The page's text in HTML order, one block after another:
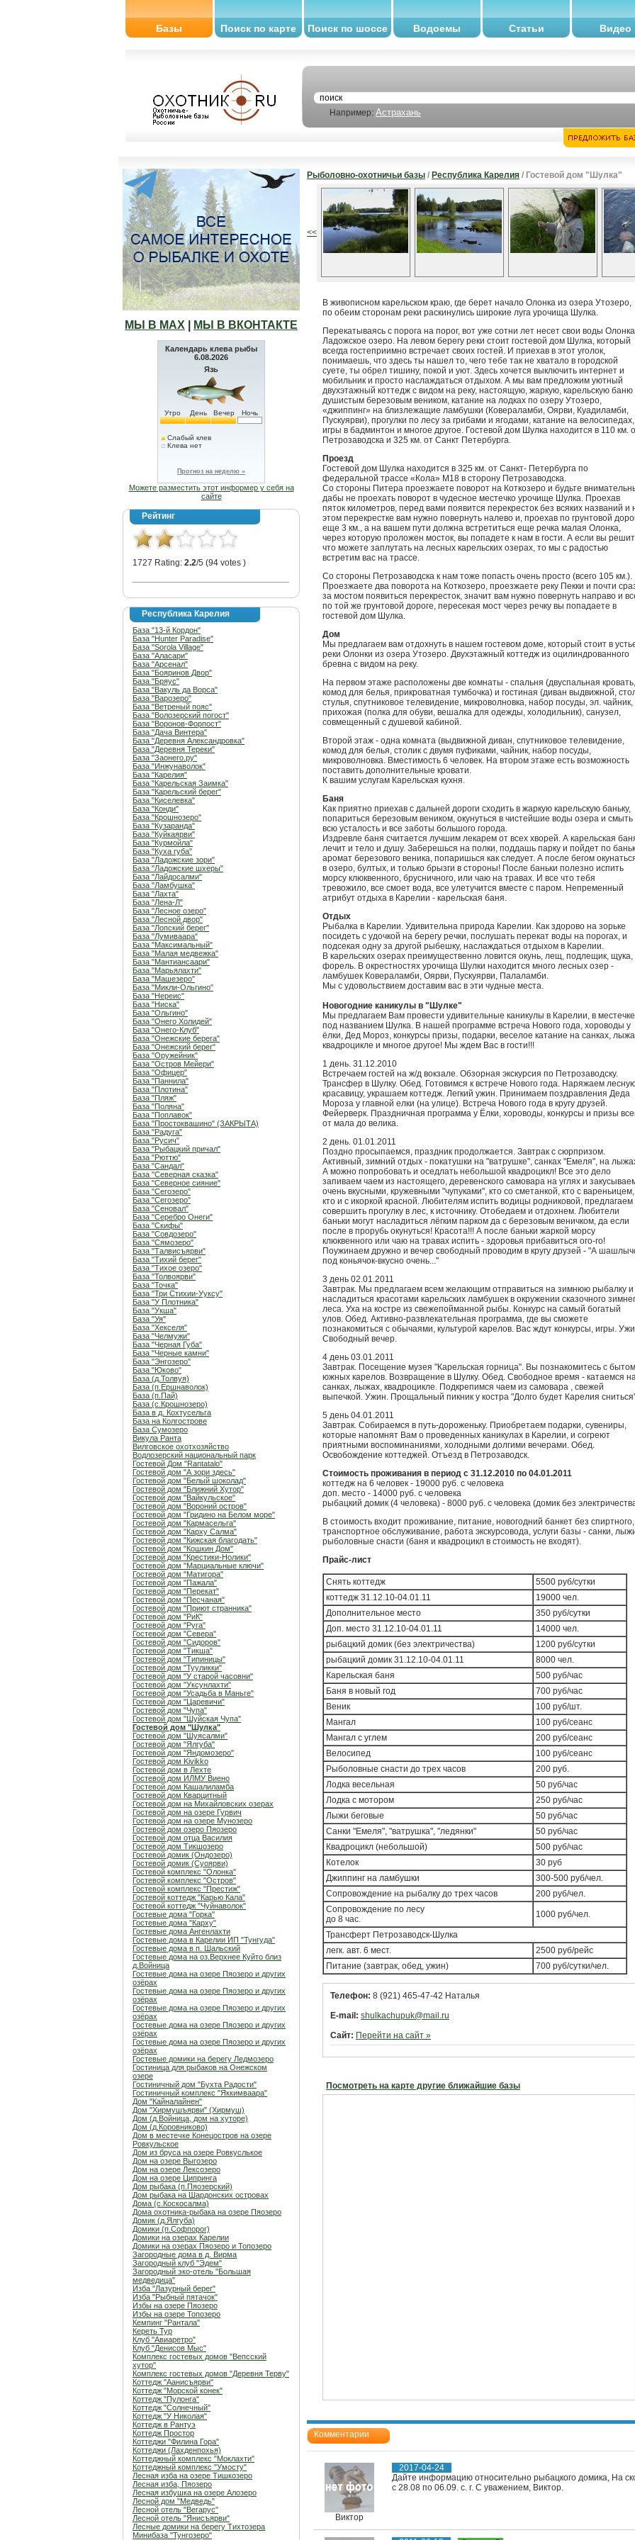
Базы Поиск по карте Поиск по шоссе Водоемы Статьи Видео
Например: Астрахань
МЫ В МАХ МЫ В ВКОНТАКТЕ
Календарь клева рыбы
6.08.2026
Язь
Утро День Вечер Ночь
Слабый клев
Клева нет
Прогноз на неделю »
Можете разместить этот информер у себя на
сайте
Рейтинг
1727 Rating: 2.2/5 (94 votes )
Республика Карелия
База "13-й Кордон"
База "Hunter Paradise"
База "Sorola Village"
База "Аласари"
База "Арсенал"
База "Бояринов Двор"
База "Бряус"
База "Вакуль да Ворса"
База "Варозеро"
База "Ветреный пояс"
База "Волозерский погост"
База "Воронов-Форпост"
База "Дача Винтера"
База "Деревня Александровка"
База "Деревня Тереки"
База "Заонего.ру"
База "Инжунаволок"
База "Карелия"
База "Карельская Заимка"
База "Карельский берег"
База "Киселевка"
База "Конди"
База "Крошнозеро"
База "Кузаранда"
База "Куйкаярви"
База "Курмойла"
База "Куха губа"
База "Ладожские зори"
База "Ладожские шхеры"
База "Лайдосалми"
База "Ламбушка"
База "Лахта"
База "Лена-Л"
База "Лесное озеро"
База "Лесной двор"
База "Лопский берег"
База "Лумиваара"
База "Максимальный"
База "Малая медвежка"
База "Мантиансаари"
База "Марьялахти"
База "Машезеро"
База "Микли-Ольгино"
База "Нереис"
База "Ниска"
База "Ольгино"
База "Онего Холидей"
База "Онего-Клуб"
База "Онежские берега"
База "Онежский берег"
База "Оружейник"
База "Остров Мейери"
База "Офицер"
База "Паннила"
База "Плотина"
База "Пляж"
База "Поляна"
База "Поплавок"
База "Простоквашино" (ЗАКРЫТА)
База "Радуга"
База "Русич"
База "Рыбацкий причал"
База "Рюттю"
База "Сандал"
База "Северная сказка"
База "Северное сияние"
База "Сегозеро"
База "Сегозеро"
База "Сеновал"
База "Серебро Онеги"
База "Скифы"
База "Совдозеро"
База "Сямозеро"
База "Талвисъярви"
База "Тихий берег"
База "Тихое озеро"
База "Толвоярви"
База "Точка"
База "Три Стихии-Ууксу"
База "У Плотника"
База "Укша"
База "Уя"
База "Хекселя"
База "Челмужи"
База "Черная Губа"
База "Черные камни"
База "Энгозеро"
База "Юково"
База (д.Толвуя)
База (п.Ершнаволок)
База (п.Пай)
База (с.Крошнозеро)
База в д. Кохтусельга
База на Колгострове
База Сумозеро
Викула Ранта
Вилговское охотхозяйство
Водлозерский национальный парк
Гостевой Дом "Rantatalo"
Гостевой дом "А зори здесь"
Гостевой дом "Белый шоколад"
Гостевой дом "Ближний Хутор"
Гостевой дом "Вайкульское"
Гостевой дом "Вороний остров"
Гостевой дом "Гридино на Белом море"
Гостевой дом "Кармасельга"
Гостевой дом "Карху Салма"
Гостевой дом "Кижская благодать"
Гостевой дом "Кошкин Дом"
Гостевой дом "Крестики-Нолики"
Гостевой дом "Марциальные ключи"
Гостевой дом "Матигора"
Гостевой дом "Пажала"
Гостевой дом "Перекат"
Гостевой дом "Песчаная"
Гостевой дом "Приют странника"
Гостевой дом "РиК"
Гостевой дом "Руга"
Гостевой дом "Севера"
Гостевой дом "Сидоров"
Гостевой дом "Тикша"
Гостевой дом "Типиницы"
Гостевой дом "Тууликки"
Гостевой дом "У старой часовни"
Гостевой дом "Уксунлахти"
Гостевой дом "Усадьба в Маньге"
Гостевой дом "Царевичи"
Гостевой дом "Чупа"
Гостевой дом "Шуйская Чупа"
Гостевой дом "Шулка"
Гостевой дом "Шуясалми"
Гостевой дом "Ялгуба"
Гостевой дом "Яндомозеро"
Гостевой дом Kivikko
Гостевой дом в Лехте
Гостевой дом ИЛМУ Виено
Гостевой дом Кашалиламба
Гостевой дом Кварцитный
Гостевой дом на Михайловских озерах
Гостевой дом на озере Гурвич
Гостевой дом на озере Мунозеро
Гостевой дом озеро Пяозеро
Гостевой дом отца Василия
Гостевой дом Тикшозеро
Гостевой домик (Ондозеро)
Гостевой домик (Суоярви)
Гостевой комплекс "Олонка"
Гостевой комплекс "Остров"
Гостевой комплекс "Престиж"
Гостевой коттедж "Карью Кала"
Гостевой коттедж "Чуйнаволок"
Гостевые дома "Горка"
Гостевые дома "Карху"
Гостевые дома Ангенлахти
Гостевые дома в Карелии ИП "Тунгуда"
Гостевые дома в п. Шальский
Гостевые дома на оз.Верхнее Куйто близ
д.Войница
Гостевые дома на озере Пяозеро и других
озёрах
Гостевые дома на озере Пяозеро и других
озёрах
Гостевые дома на озере Пяозеро и других
озёрах
Гостевые дома на озере Пяозеро и других
озёрах
Гостевые дома на озере Пяозеро и других
озёрах
Гостевые домики на берегу Ледмозеро
Гостиница для рыбаков на Онежском
озере
Гостиничный дом "Бухта Радости"
Гостиничный комплекс "Яккимваара"
Дом "Кайналайнен"
Дом "Хирмушъярви" (Хирмуш)
Дом (д.Войница, дом на хуторе)
Дом (д.Коровниково)
Дом в местечке Конецостров на озере
Ровкульское
Дом из бруса на озере Ровкуслькое
Дом на озере Выгозеро
Дом на озере Лексозеро
Дом на озере Ципринга
Дом рыбака (п.Пяозерский)
Дом рыбака на Шардонских островах
Дома (с.Коскосалма)
Дома охотника-рыбака на озере Пяозеро
Домик (д.Ялгуба)
Домики (п.Софпорог)
Домики на озерах Карелии
Домики на озерах Пяозеро и Топозеро
Загородные дома в д. Вирма
Загородный клуб "Эдем"
Загородный эко-отель "Большая
медведица"
Изба "Лазурный берег"
Изба "Рыбный пятачок"
Избы на озере Пяозеро
Избы на озере Топозеро
Кемпинг "Рантала"
Кереть Тур
Клуб "Авиаретро"
Клуб "Денисов Мыс"
Комплекс гостевых домов "Вепсский
хутор"
Комплекс гостевых домов "Деревня Терву"
Коттедж "Аанисъярви"
Коттедж "Морской конек"
Коттедж "Пулонга"
Коттедж "Солнечный"
Коттедж "У Николая"
Коттедж в Рантуэ
Коттедж Простор
Коттеджи "Филина Гора"
Коттеджи (Лахденпохья)
Коттеджный комплекс "Мoклахти"
Коттеджный комплекс "Умосту"
Лесная изба на озере Тишкозеро
Лесная изба, Пяозеро
Лесная избушка на озере Алозеро
Лесной дом "Медведь"
Лесной отель "Вегарус"
Лесной отель "Янисъярви"
Лесные домики на берегу Тихтозера
Минибаза "Тунгозеро"
Рыболовно-охотничьи базы / Республика Карелия / Гостевой дом "Шулка"
<<
В живописном карельском краю, где берет начало Олонка из озера Утозеро,
по обеим сторонам реки раскинулись широкие луга урочища Шулка.
Перекатываясь с порога на порог, вот уже сотни лет несет свои воды
Ладожское озеро. На левом берегу реки стоит гостевой дом Шулка, который
всегда гостеприимно встречает своих гостей. И приехав в этот уголок,
понимаешь, что здесь ты нашел то, чего тебе так не хватало в городской
суете, ты обрел тишину, покой и уют. Здесь хочется выключить интернет и
мобильник и просто наслаждаться отдыхом. А мы вам предложим уютный
двухэтажный коттедж с видом на реку, настоящую, жаркую, карельскую баню
душистым березовым веником, катание на лодках по озеру Утозеро,
«джиппинг» на близлежащие ламбушки (Ковераламби, Оярви, Куадиламби,
Пускуярви), прогулки по лесу за грибами и ягодами, катание на велосипедах,
игры в бадминтон и многое другое. Гостевой дом Шулка находится в 110 км.
Петрозаводска и 325 км. от Санкт Петербурга.
Проезд
Гостевой дом Шулка находится в 325 км. от Санкт- Петербурга по
федеральной трассе «Кола» М18 в сторону Петрозаводска.
Со стороны Питера проезжаете поворот на Коткозеро и будьте
дабы не проехать поворот в чудесное местечко урочище Шулка. Проехав
пяток километров, перед вами появится перекресток без всяких названий и
этом перекрестке вам нужно повернуть налево и, проехав по грунтовой
еще 3 км., а на вашем пути должна встретиться еще речка малая Олонка,
через которую проложен мосток, вы попадете к нам в гости. А если вы
что можете заплутать на лесных карельских озерах, то мы с радостью
встретим вас на трассе.
Со стороны Петрозаводска к нам тоже попасть очень просто (всего 105 км.).
Проезжаете два поворота на Коткозеро, проезжаете реку Пекки и почти
за мостом появиться перекресток, значит вам нужно повернуть направо и
по той же грунтовой дороге, пересекая мост через речку вы попадаете в
гостевой дом Шулка.
Дом
Мы предлагаем вам отдохнуть в нашем гостевом доме, который стоит в
реки Олонки из озера Утозеро. Двухэтажный коттедж из оцилиндрованного
бревна с видом на реку.
На первом этаже расположены две комнаты - спальня (двуспальная кровать,
комод для белья, прикроватная тумбочка) и гостиная (диван выдвижной,
стулья, спутниковое телевидение, микроволновка, набор посуды, эл. чайник,
прихожая (полка для обуви, вешалка для одежды, холодильник), санузел,
совмещенный с душевой кабиной.
Второй этаж - одна комната (выдвижной диван, спутниковое телевидение,
комод для белья, столик с двумя пуфиками, чайник, набор посуды,
микроволновка. Вместимость 6 человек. На втором этаже есть возможность
поставить дополнительные кровати.
К вашим услугам Карельская кухня.
Баня
Как приятно приехав с дальней дороги сходить в жаркую карельскую баньку,
попариться березовым веником, окунуться в чистейшие воды озера и смыть
всю усталость и все заботы большого города.
Издревле баня считается лучшим лекарем от всех хворей. А карельская
лечит и тело и душу. Заберешься на полки, поддашь парку и пойдет по
аромат березового веника, попаришься как следует. А после бегом
в озеро, бултых, и только брызги в стороны! После баньки полезно испить
морсу клюквенного, брусничного, или чаю на травах. И все что тебя
тревожило, все смоет вода, все улетучится вместе с паром. Непременный
атрибут отдыха в Карелии - карельская баня.
Отдых
Рыбалка в Карелии. Удивительна природа Карелии. Как здорово на зорьке
посидеть с удочкой на берегу речки, послушать перекат воды на порогах, и
подсекая одну за другой рыбешку, наслаждаться отдыхом в Карелии.
В карельских озерах преимущественно ловится окунь, лещ, подлещик, щука,
форель. В окрестностях урочища Шулки находится много лесных озер -
ламбушек Ковераламби, Оярви, Пускуярви, Палаламби.
Мы с удовольствием доставим вас в эти чудные места.
Новогодние каникулы в "Шулке"
Мы предлагаем Вам провести удивительные каникулы в Карелии, в местечке
под названием Шулка. В нашей программе встреча Нового года, хороводы у
ёлки, Дед Мороз, конкурсы призы, подарки, веселое катание на санках,
квадроцикле и многое другое! Мы ждем Вас в гости!!!
1 день. 31.12.2010
Встречаем гостей на ж/д вокзале. Обзорная экскурсия по Петрозаводску.
Трансфер в Шулку. Обед. Готовимся к встрече Нового года. Наряжаем
красавицу, украшаем коттедж. Легкий ужин. Принимаем поздравления Деда
Мороза у главной елки (на улице). Встреча Нового года в кругу друзей.
Фейерверк. Праздничная программа у Ёлки, хороводы, конкурсы и призы
от мала до велика.
2 день. 01.01.2011
Поздно просыпаемся, праздник продолжается. Завтрак с сюрпризом.
Активный, зимний отдых - покатушки на "ватрушке", санках "Емеля", на
А можно попробовать и оседлать небольшой квадроцикл! Все это дело
запиваем чаем из настоящего, деревенского самовара на углях и
очень вкусными, кружевными "чупуками", кто со сметанкой, кто с
кто и с икоркой красной. Любителям испить водицы родниковой, предлагаем
совершить прогулку в лес, к источнику. Отобедаем и отдохнем. Любители
баньки могут насладиться лёгким парком да с березовым веничком, да если
после в прорубь окунуться! Красота!!! А после баньки жаркой морсу
клюквенного или чаю на травах испить - здоровья прибавиться ого-го!
Поужинаем дружно и вечер свободный проводим в кругу друзей - "А
под коньячок-вкусно очень..."
3 день 02.01.2011
Завтрак. Мы предлагаем всем желающим отправиться на зимнюю рыбалку и
насладиться красотами карельских ламбушек в окружении сказочного
леса. Уха на костре из свежепойманной рыбы. Конкурс на самый богатый
улов. Обед. Активно-развлекательная программа, где вы сможете
познакомиться с обычаями, культурой карелов. Вас ждут конкурсы, игры.
Свободный вечер.
4 день 03.01.2011
Завтрак. Посещение музея "Карельская горница". Вы познакомитесь с бытом
южных карелов. Возвращение в Шулку. Обед. Свободное время - катаемся
санках, лыжах, квадроцикле. Подкрепимся чаем из самовара , свежей
выпечкой. Ужин. Прощальный пикник у костра "Долго будет Карелия
5 день 04.01.2011
Завтрак. Собираемся в путь-дороженьку. Приобретаем подарки, сувениры,
которые напомнят Вам о проведенных каникулах в Карелии, и согреют
приятными воспоминаниями, холодными долгими вечерами. Обед.
Освобождение коттеджей. Отъезд в Петрозаводск.
Стоимость проживания в период с 31.12.2010 по 04.01.2011
коттедж на 6 человек - 19000 руб. с человека
доп. место - 14000 руб. с человека
рыбацкий домик (4 человека) - 8000 руб. с человека (домик без
В стоимость входит проживание, питание, новогодний банкет без спиртного,
транспортное обслуживание, работа экскурсовода, услуги базы - санки,
рыболовные снасти (баня и квадроцикл в стоимость не входят).
Прайс-лист
Снять коттедж
5500 руб/сутки
коттедж 31.12.10-04.01.11
19000 чел.
Дополнительное место
350 руб/сутки
Доп. место 31.12.10-04.01.11
14000 чел.
рыбацкий домик (без электричества)
1200 руб/сутки
рыбацкий домик 31.12.10-04.01.11
8000 чел.
Карельская баня
500 руб/час
Баня в новый год
700 руб/час
Веник
100 руб/шт.
Мангал
100 руб/сеанс
Мангал с углем
200 руб/сеанс
Велосипед
100 руб/сеанс
Рыболовные снасти до трех часов
200 руб.
Лодка весельная
50 руб/час
Лодка с мотором
250 руб/час
Лыжи беговые
50 руб/час
Санки "Емеля", "ватрушка", "ледянки"
50 руб/час
Квадроцикл (небольшой)
500 руб/час
Котелок
30 руб
Джиппинг на ламбушки
300-500 руб/чел.
Сопровождение на рыбалку до трех часов
200 руб/чел.
Сопровождение по лесу
до 8 час.
1000 руб/чел.
Трансферт Петрозаводск-Шулка
легк. авт. 6 мест.
2500 руб/рейс
Питание (завтрак, обед, ужин)
700 руб/сутки/чел.
Телефон: 8 (921) 465-47-42 Наталья
E-mail: shulkachupuk@mail.ru
Сайт: Перейти на сайт »
Посмотреть на карте другие ближайшие базы
Комментарии
Виктор
2017-04-24
Дайте информацию относительно рыбацкого домика, На
с 28.08 по 06.09. с. г. С уважением, Виктор.